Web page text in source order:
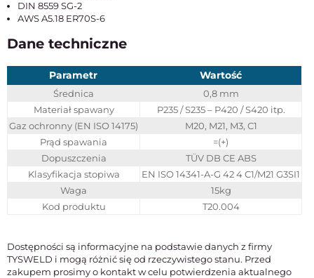
DIN 8559 SG-2
AWS A5.18 ER70S-6
Dane techniczne
Parametr Wartość
Średnica
0,8 mm
Materiał spawany
P235 / S235 – P420 / S420 itp.
Gaz ochronny (EN ISO 14175)
M20, M21, M3, C1
Prąd spawania
=(+)
Dopuszczenia
TÜV DB CE ABS
Klasyfikacja stopiwa
EN ISO 14341-A-G 42 4 C1/M21 G3SI1
Waga
15kg
Kod produktu
T20.004
Dostępności są informacyjne na podstawie danych z firmy
TYSWELD i mogą różnić się od rzeczywistego stanu. Przed
zakupem prosimy o kontakt w celu potwierdzenia aktualnego